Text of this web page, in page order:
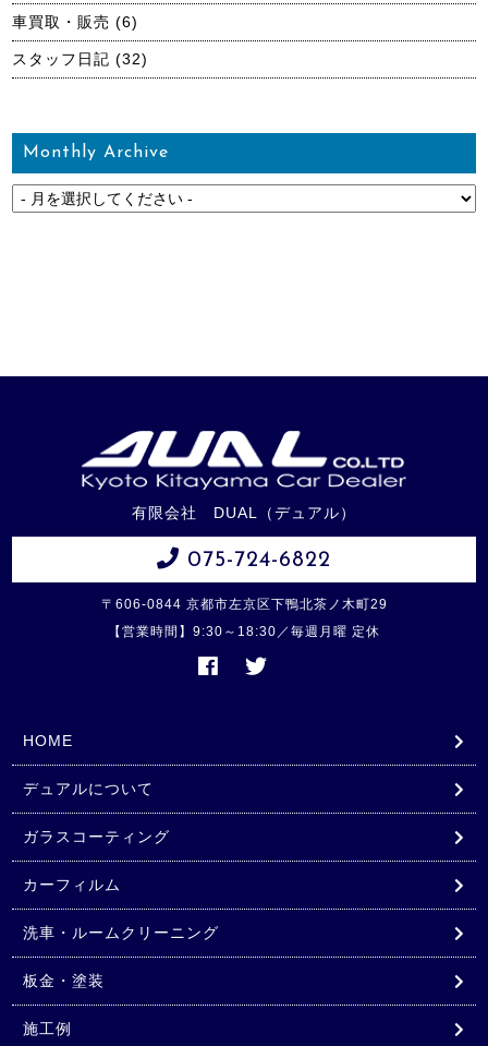
車買取・販売 (6)
スタッフ日記 (32)
Monthly Archive
有限会社 DUAL（デュアル）
075-724-6822
〒606-0844 京都市左京区下鴨北茶ノ木町29
【営業時間】9:30～18:30／毎週月曜 定休
HOME
デュアルについて
ガラスコーティング
カーフィルム
洗車・ルームクリーニング
板金・塗装
施工例